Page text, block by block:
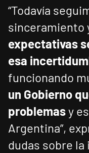
“Todavía
sinceramiento
expectativas
esa
funcionando
un Gobierno
problemasy
Argentina”,
dudas sobre